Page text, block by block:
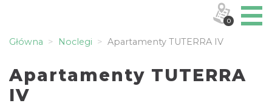
Główna Noclegi Apartamenty TUTERRA IV
Apartamenty TUTERRA
IV
0